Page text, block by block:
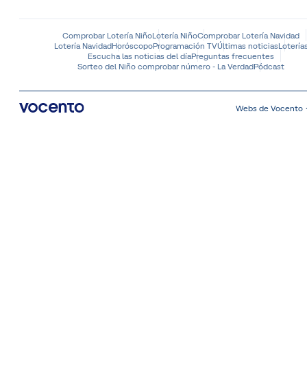
Comprobar Lotería NiñoLotería NiñoComprobar Lotería Navidad
Lotería NavidadHoróscopoProgramación TVÚltimas noticias
Escucha las noticias del díaPreguntas frecuentes
Sorteo del Niño comprobar número - La VerdadPódcast
Webs de Vocento